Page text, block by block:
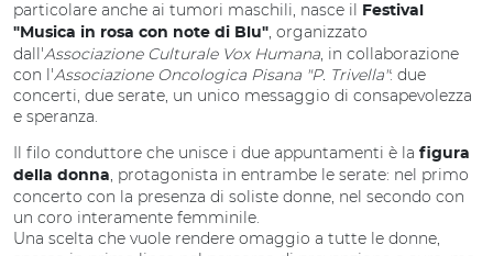
particolare anche ai tumori maschili, nasce il
Festival
"Musica in rosa con note di Blu", organizzato
dall'Associazione Culturale Vox Humana, in collaborazione
con l'Associazione Oncologica Pisana "P. Trivella": due
concerti, due serate, un unico messaggio di consapevolezza
e speranza.
Il filo conduttore che unisce i due appuntamenti è la figura
della donna, protagonista in entrambe le serate: nel primo
concerto con la presenza di soliste donne, nel secondo con
un coro interamente femminile.
Una scelta che vuole rendere omaggio a tutte le donne,